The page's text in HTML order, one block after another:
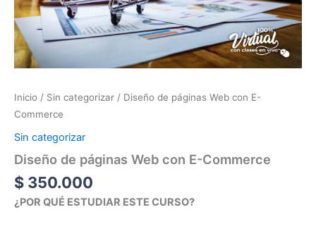
Inicio / Sin categorizar / Diseño de páginas Web con E-
Commerce
Sin categorizar
Diseño de páginas Web con E-Commerce
$ 350.000
¿POR QUÉ ESTUDIAR ESTE CURSO?